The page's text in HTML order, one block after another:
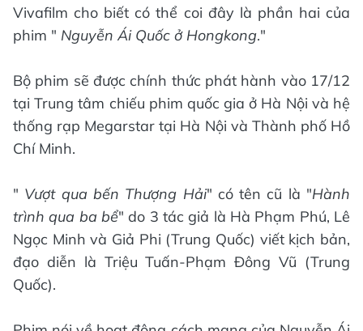
Vivafilm cho biết có thể coi đây là phần hai của
phim " Nguyễn Ái Quốc ở Hongkong."
Bộ phim sẽ được chính thức phát hành vào 17/12
tại Trung tâm chiếu phim quốc gia ở Hà Nội và hệ
thống rạp Megarstar tại Hà Nội và Thành phố Hồ
Chí Minh.
" Vượt qua bến Thượng Hải" có tên cũ là "Hành
trình qua ba bể" do 3 tác giả là Hà Phạm Phú, Lê
Ngọc Minh và Giả Phi (Trung Quốc) viết kịch bản,
đạo diễn là Triệu Tuấn-Phạm Đông Vũ (Trung
Quốc).